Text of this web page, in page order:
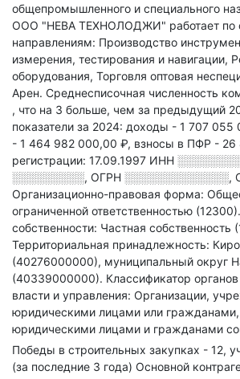
общепромышленного и специального
ООО "НЕВА ТЕХНОЛОДЖИ" работает по
направлениям: Производство
измерения, тестирования и навигации,
оборудования, Торговля оптовая
Арен. Среднесписочная численность
, что на 3 больше, чем за предыдущий
показатели за 2024: доходы - 1 707 055
- 1 464 982 000,00 ₽, взносы в ПФР - 26
регистрации: 17.09.1997 ИНН
░░░░░░░░░, ОГРН ░░░░░░░░░░░░░,
Организационно-правовая форма:
ограниченной ответственностью (12300).
собственности: Частная собственность
Территориальная принадлежность:
(40276000000), муниципальный округ
(40339000000). Классификатор
власти и управления: Организации,
юридическими лицами или
юридическими лицами и гражданами
Победы в строительных закупках - 12,
(за последние 3 года) Основной